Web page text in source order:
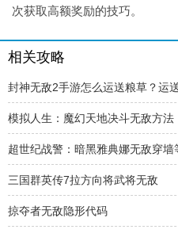
次获取高额奖励的技巧。
相关攻略
封神无敌2手游怎么运送粮草？运
模拟人生：魔幻天地决斗无敌方法
超世纪战警：暗黑雅典娜无敌穿墙
三国群英传7拉方向将武将无敌
掠夺者无敌隐形代码